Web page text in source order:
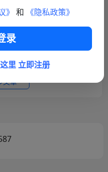
后环抱抓胸!猥琐男谎称捧女
一巴掌扇飞眼镜！
辣椒,性瘾者强奸外卖小哥.
文章
》 和 《隐私政策》
录
里 立即注册